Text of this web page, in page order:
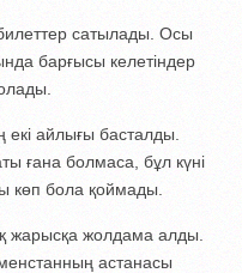
сатылады. Осы
барғысы келетіндер
екі айлығы басталды.
ғана болмаса, бұл күні
көп бола қоймады.
жарысқа жолдама алды.
астанасы